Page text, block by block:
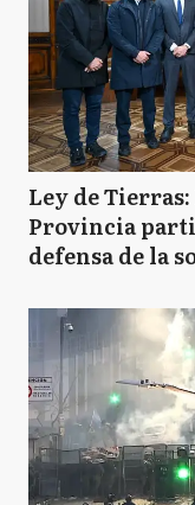
Ley de
Provincia
defensa de la